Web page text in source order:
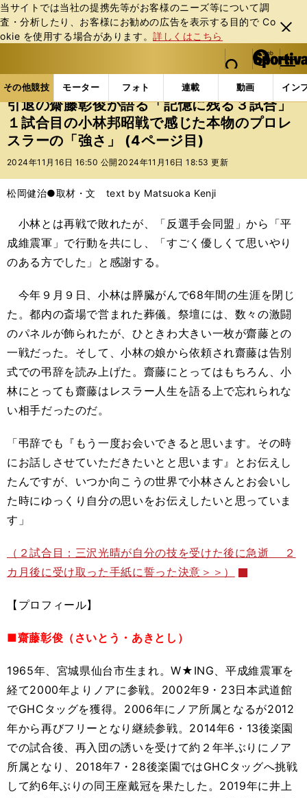
当サイトでは当社の提携先等がお客様のニーズ等について調
査・分析したり、お客様にお勧めの広告を表⽰する⽬的で Co
okie を使⽤する場合があります。詳しくはこちら
閉じ
る
web Sportiva (webスポルティーバ)
検索
マイペ
ー
ジ
メニュ
その他競技 モーター フォト 連載 動画 イン
ス
ポ
ル
テ
ー
バ
その他競技の記事一覧 格闘技 プロレス 引退の
引退の齋藤彰俊が語る「記憶に残る３試合」
１試合目の小林邦昭戦で感じた本物のプロレ
スラーの「強さ」 (4ページ目)
2024年11月16日 16:50 公開 2024年11月16日 18:53 更新
松岡健治●取材・文 text by Matsuoka Kenji
小林とは再戦で敗れたが、「反選手会同盟」から「平
成維震軍」で行動を共にし、「すごく優しくて思いやり
のある方でした」と感謝する。
今年９月９日、小林は膵臓がんで68年間の生涯を閉じ
た。都内の斎場で営まれた葬儀。祭壇には、数々の激闘
のパネルが飾られたが、ひときわ大きい一枚が齋藤との
一戦だった。そして、小林の娘から依頼され齋藤は告別
式での弔辞を読み上げた。齋藤にとってはもちろん、小
林にとっても齋藤はレスラー人生を語る上で忘れられな
い相手だったのだ。
「弔辞でも『もう一度お会いできると思います。その時
にお話しさせていただきたいとと思います』とお伝えし
たんですが、いつか向こうの世界で小林さんとお会いし
た時にゆっくり自分の思いをお伝えしたいと思っていま
す」
（２試合目：三沢光晴が自分の技を受けた後に急逝 ２
カ月後に受け取った手紙に誓った決意＞＞）
【プロフィール】
■齋藤彰俊（さいとう・あきとし）
1965年、宮城県仙台市生まれ。W★ING、平成維震軍を
経て2000年よりノアに参戦。2002年9・23日本武道館
でGHCタッグを獲得。2006年にノア所属となるが2012
年から再びフリーとなり継続参戦。2014年6・13後楽園
での試合後、再入団の誘いを受けて約２年半ぶりにノア
所属となり、2018年7・28後楽園ではGHCタッグへ挑戦
して約6年ぶりの同王座戴冠を果たした。2019年に井上